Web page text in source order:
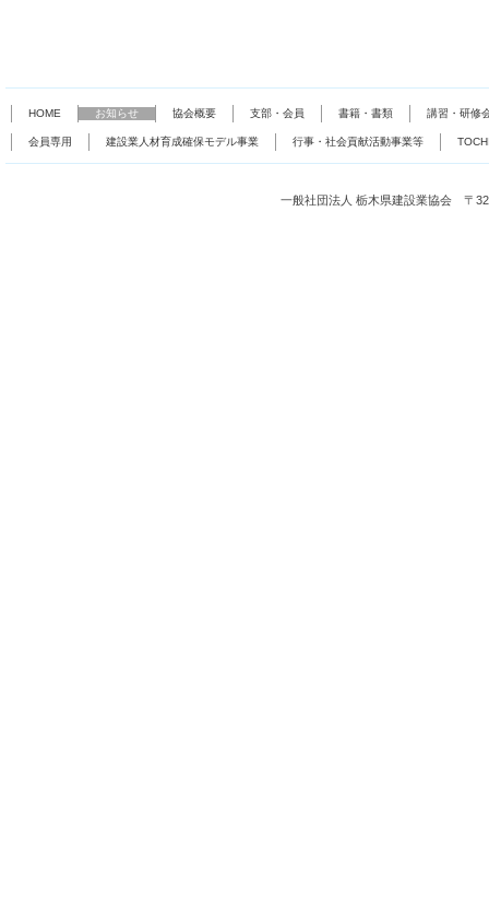
HOME お知らせ 協会概要 支部・会員 書籍・書類 講習・研修
会員専用 建設業人材育成確保モデル事業 行事・社会貢献活動事業等
一般社団法人 栃木県建設業協会 〒